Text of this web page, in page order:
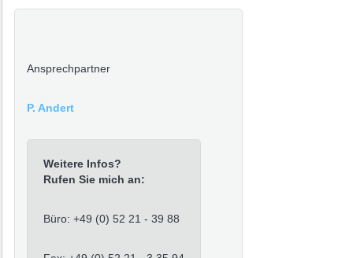
Ansprechpartner
P. Andert
Weitere Infos?
Rufen Sie mich an:
Büro: +49 (0) 52 21 - 39 88